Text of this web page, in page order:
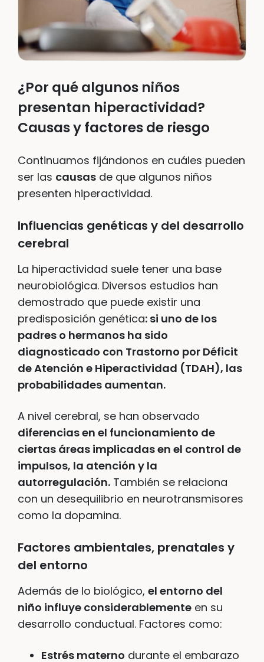
¿Por qué algunos niños
presentan hiperactividad?
Causas y factores de riesgo
Continuamos fijándonos en cuáles pueden
ser las causas de que algunos niños
presenten hiperactividad.
Influencias genéticas y del desarrollo
cerebral
La hiperactividad suele tener una base
neurobiológica. Diversos estudios han
demostrado que puede existir una
predisposición genética: si uno de los
padres o hermanos ha sido
diagnosticado con Trastorno por Déficit
de Atención e Hiperactividad (TDAH), las
probabilidades aumentan.
A nivel cerebral, se han observado
diferencias en el funcionamiento de
ciertas áreas implicadas en el control de
impulsos, la atención y la
autorregulación. También se relaciona
con un desequilibrio en neurotransmisores
como la dopamina.
Factores ambientales, prenatales y
del entorno
Además de lo biológico, el entorno del
niño influye considerablemente en su
desarrollo conductual. Factores como:
Estrés materno durante el embarazo